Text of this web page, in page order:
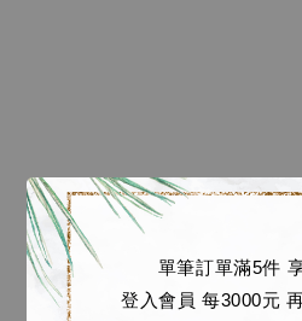
單筆訂單滿5件
登入會員 每3000元